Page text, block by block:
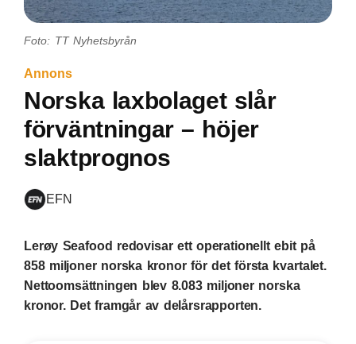
Foto: TT Nyhetsbyrån
Annons
Norska laxbolaget slår
förväntningar – höjer
slaktprognos
EFN
Lerøy Seafood redovisar ett operationellt ebit på
858 miljoner norska kronor för det första kvartalet.
Nettoomsättningen blev 8.083 miljoner norska
kronor. Det framgår av delårsrapporten.